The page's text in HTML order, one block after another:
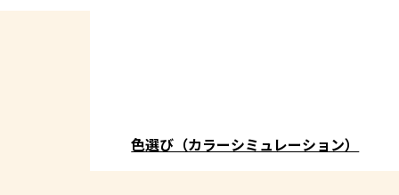
色選び（カラーシミュレーション）